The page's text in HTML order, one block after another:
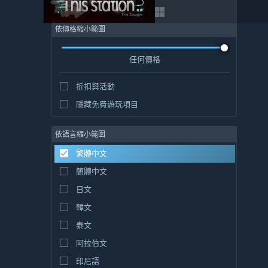
依價格縮小範圍
任何價格
折扣與活動
隱藏免費遊玩項目
依語言縮小範圍
繁體中文
簡體中文
日文
韓文
泰文
阿拉伯文
印尼語